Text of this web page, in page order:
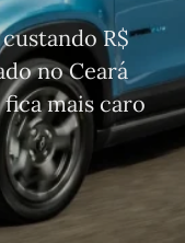
R$
no Ceará
fica mais caro